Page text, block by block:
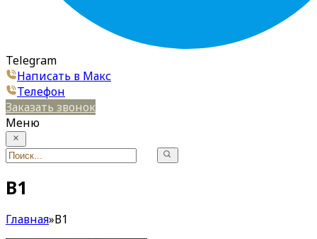
Telegram
Написать в Макс
Телефон
Заказать звонок
Меню
В1
Главная»В1